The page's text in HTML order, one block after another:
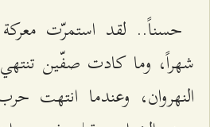
حسناً.. لقد استمرّت
شهراً، وما كادت صفّين
النهروان، وعندما انتهت